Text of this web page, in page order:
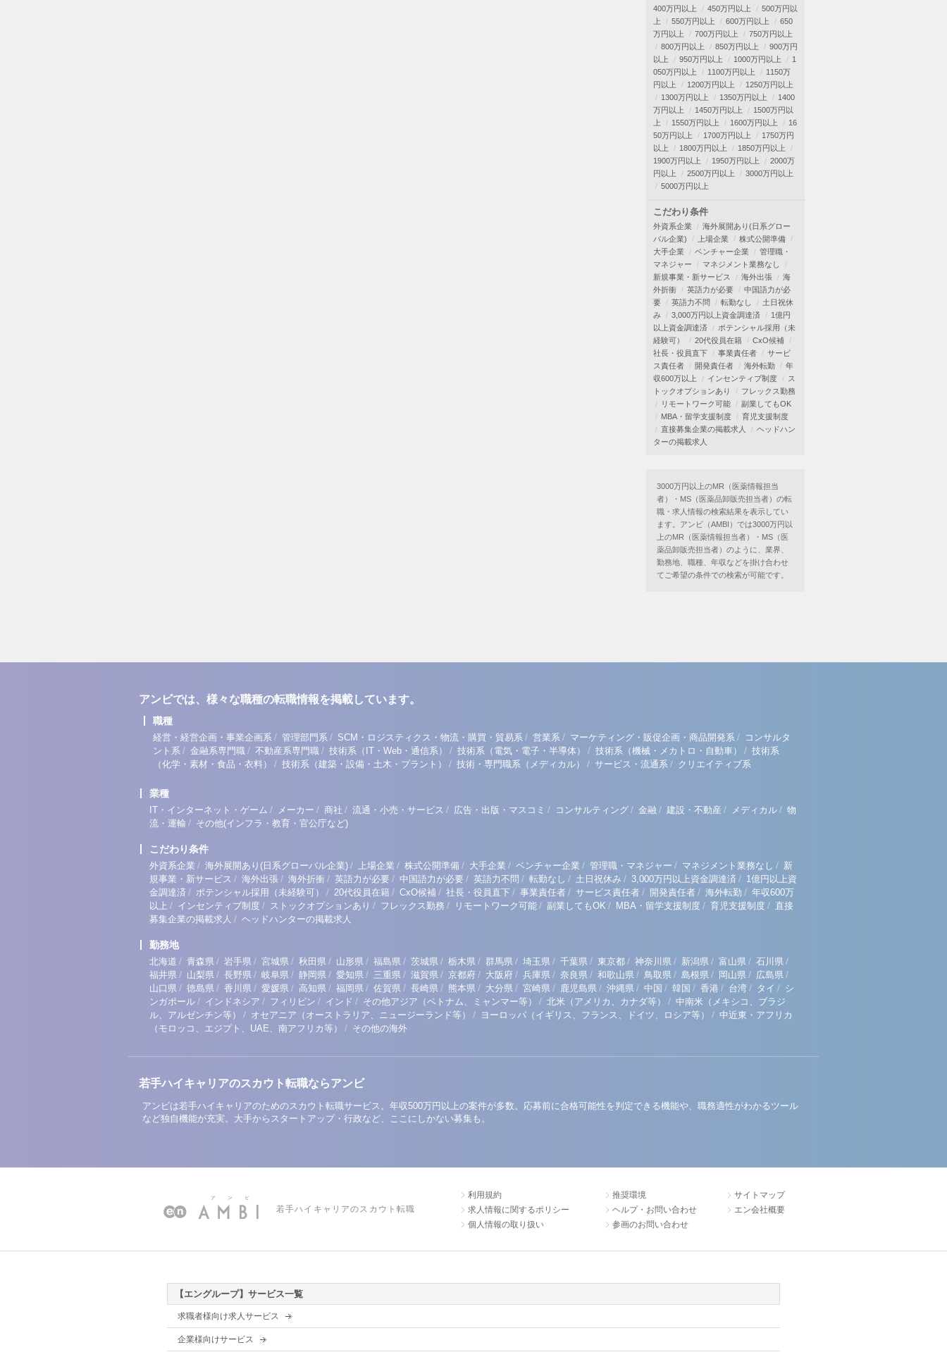
400万円以上 450万円以上
500万円以
上
550万円以上 600万円以上
650
万円以上
700万円以上
750万円以上
800万円以上
850万円以上
900万円
以上
950万円以上 1000万円以上
1
050万円以上
1100万円以上
1150万
円以上
1200万円以上
1250万円以上
1300万円以上
1350万円以上
1400
万円以上
1450万円以上
1500万円以
上
1550万円以上 1600万円以上
16
50万円以上
1700万円以上
1750万円
以上
1800万円以上
1850万円以上
1900万円以上
1950万円以上
2000万
円以上
2500万円以上
3000万円以上
5000万円以上
こだわり条件
外資系企業
海外展開あり(日系グロー
バル企業)
上場企業
株式公開準備
大手企業
ベンチャー企業
管理職・
マネジャー
マネジメント業務なし
新規事業・新サービス
海外出張
海
外折衝
英語力が必要
中国語力が必
要
英語力不問 転勤なし
土日祝休
み
3,000万円以上資金調達済
1億円
以上資金調達済
ポテンシャル採用（未
経験可）
20代役員在籍
CxO候補
社長・役員直下
事業責任者
サービ
ス責任者
開発責任者 海外転勤
年
収600万以上
インセンティブ制度
ス
トックオプションあり
フレックス勤務
リモートワーク可能
副業してもOK
MBA・留学支援制度
育児支援制度
直接募集企業の掲載求人
ヘッドハン
ターの掲載求人
3000万円以上のMR（医薬情報担当
者）・MS（医薬品卸販売担当者）の転
職・求人情報の検索結果を表示してい
ます。アンビ（AMBI）では3000万円以
上のMR（医薬情報担当者）・MS（医
薬品卸販売担当者）のように、業界、
勤務地、職種、年収などを掛け合わせ
てご希望の条件での検索が可能です。
アンビでは、様々な職種の転職情報を掲載しています。
職種
経営・経営企画・事業企画系 / 管理部門系 / SCM・ロジスティクス・物流・購買・貿易系 / 営業系 / マーケティング・販促企画・商品開発系 / コンサルタ
ント系 / 金融系専門職 / 不動産系専門職 / 技術系（IT・Web・通信系） / 技術系（電気・電子・半導体） / 技術系（機械・メカトロ・自動車） / 技術系
（化学・素材・食品・衣料）
/ 技術系（建築・設備・土木・プラント） / 技術・専門職系（メディカル） / サービス・流通系 / クリエイティブ系
業種
IT・インターネット・ゲーム / メーカー / 商社 / 流通・小売・サービス / 広告・出版・マスコミ / コンサルティング / 金融 / 建設・不動産 / メディカル / 物
流・運輸 / その他(インフラ・教育・官公庁など)
こだわり条件
外資系企業 / 海外展開あり(日系グローバル企業) / 上場企業 / 株式公開準備 / 大手企業 / ベンチャー企業 / 管理職・マネジャー / マネジメント業務なし / 新
規事業・新サービス / 海外出張 / 海外折衝 / 英語力が必要 / 中国語力が必要 / 英語力不問 / 転勤なし / 土日祝休み / 3,000万円以上資金調達済 / 1億円以上資
金調達済 / ポテンシャル採用（未経験可） / 20代役員在籍 / CxO候補 / 社長・役員直下 / 事業責任者 / サービス責任者 / 開発責任者 / 海外転勤 / 年収600万
以上 / インセンティブ制度 / ストックオプションあり / フレックス勤務 / リモートワーク可能 / 副業してもOK / MBA・留学支援制度 / 育児支援制度 / 直接
募集企業の掲載求人 / ヘッドハンターの掲載求人
勤務地
北海道 / 青森県 / 岩手県 / 宮城県 / 秋田県 / 山形県 / 福島県 / 茨城県 / 栃木県 / 群馬県 / 埼玉県 / 千葉県 / 東京都 / 神奈川県 / 新潟県 / 富山県 / 石川県 /
福井県 / 山梨県 / 長野県 / 岐阜県 / 静岡県 / 愛知県 / 三重県 / 滋賀県 / 京都府 / 大阪府 / 兵庫県 / 奈良県 / 和歌山県 / 鳥取県 / 島根県 / 岡山県 / 広島県 /
山口県 / 徳島県 / 香川県 / 愛媛県 / 高知県 / 福岡県 / 佐賀県 / 長崎県 / 熊本県 / 大分県 / 宮崎県 / 鹿児島県 / 沖縄県 / 中国 / 韓国 / 香港 / 台湾 / タイ / シ
ンガポール / インドネシア / フィリピン / インド / その他アジア（ベトナム、ミャンマー等） / 北米（アメリカ、カナダ等） / 中南米（メキシコ、ブラジ
ル、アルゼンチン等）
/ オセアニア（オーストラリア、ニュージーランド等） / ヨーロッパ（イギリス、フランス、ドイツ、ロシア等） / 中近東・アフリカ
（モロッコ、エジプト、UAE、南アフリカ等）
/ その他の海外
若手ハイキャリアのスカウト転職ならアンビ
アンビは若手ハイキャリアのためのスカウト転職サービス。年収500万円以上の案件が多数。応募前に合格可能性を判定できる機能や、職務適性がわかるツール
など独自機能が充実。大手からスタートアップ・行政など、ここにしかない募集も。
若手ハイキャリアのスカウト転職
利用規約
求人情報に関するポリシー
個人情報の取り扱い
推奨環境
ヘルプ・お問い合わせ
参画のお問い合わせ
サイトマップ
エン会社概要
【エングループ】サービス一覧
求職者様向け求人サービス
企業様向けサービス